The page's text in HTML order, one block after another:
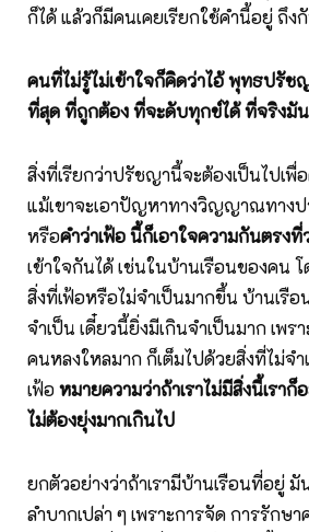
ก็ได้ แล้วก็มีคนเคยเรียกใช้คำนี้อยู่ ถึ
คนที่ไม่รู้ไม่เข้าใจก็คิดว่าไอ้ พุทธปรั
ที่สุด ที่ถูกต้อง ที่จะดับทุกข์ได้ ที่จริงมั
สิ่งที่เรียกว่าปรัชญานี้จะต้องเป็นไปเพื่
แม้เขาจะเอาปัญหาทางวิญญาณทางป
หรือคำว่าเฟ้อ นี้ก็เอาใจความกันตรงที่
เข้าใจกันได้ เช่นในบ้านเรือนของคน
สิ่งที่เฟ้อหรือไม่จำเป็นมากขึ้น บ้านเรื
จำเป็น เดี๋ยวนี้ยิ่งมีเกินจำเป็นมาก เพ
คนหลงใหลมาก ก็เต็มไปด้วยสิ่งที่ไม่จ
เฟ้อหมายความว่าถ้าเราไม่มีสิ่งนี้เรา
ไม่ต้องยุ่งมากเกินไป
ยกตัวอย่างว่าถ้าเรามีบ้านเรือนที่อยู่
ลำบากเปล่า ๆ เพราะการจัด การรักษ